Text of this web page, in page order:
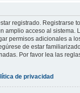
registrado. Registrarse
amplio acceso al sistema.
permisos adicionales a
de estar
Por favor lea las
de privacidad